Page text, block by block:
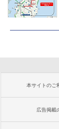
本サイトのご
広告掲載